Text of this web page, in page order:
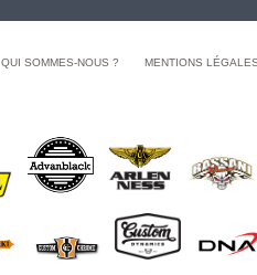
QUI SOMMES-NOUS ? MENTIONS